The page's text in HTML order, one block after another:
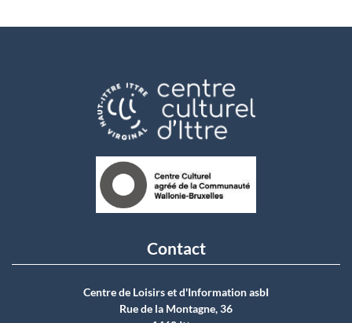
Contact
Centre de Loisirs et d'Information asbI
Rue de la Montagne, 36